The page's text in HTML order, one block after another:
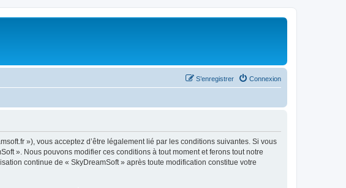
Connexion
S’enregistrer
»), vous acceptez d’être légalement lié par les conditions suivantes. Si vous
». Nous pouvons modifier ces conditions à tout moment et ferons tout notre
continue de « SkyDreamSoft » après toute modification constitue votre